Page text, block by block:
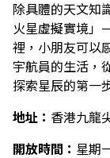
除具體的天文知
火星虛擬實境」
裡，小朋友可以
宇航員的生活，
探索星辰的第一
地址： 香港九龍
開放時間： 星期